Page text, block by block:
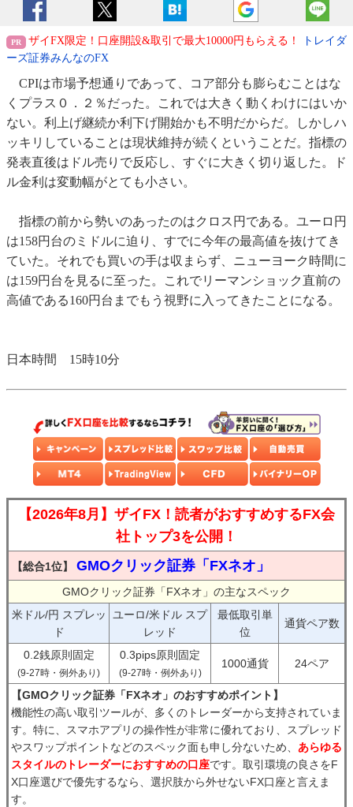
ザイFX限定！口座開設&取引で最大10000円もらえる！
トレイダ
ーズ証券みんなのFX
CPIは市場予想通りであって、コア部分も膨らむことはな
くプラス０．２％だった。これでは大きく動くわけにはいか
ない。利上げ継続か利下げ開始かも不明だからだ。しかしハ
ッキリしていることは現状維持が続くということだ。指標の
発表直後はドル売りで反応し、すぐに大きく切り返した。ド
ル金利は変動幅がとても小さい。
指標の前から勢いのあったのはクロス円である。ユーロ円
は158円台のミドルに迫り、すでに今年の最高値を抜けてき
ていた。それでも買いの手は収まらず、ニューヨーク時間に
は159円台を見るに至った。これでリーマンショック直前の
高値である160円台までもう視野に入ってきたことになる。
日本時間 15時10分
【2026年8月】ザイFX！読者がおすすめするFX会
社トップ3を公開！
【総合1位】 GMOクリック証券「FXネオ」
GMOクリック証券「FXネオ」の主なスペック
米ドル/円 スプレッ
ド
ユーロ/米ドル スプ
レッド
最低取引単
位
通貨ペア数
0.2銭原則固定
(9-27時・例外あり)
0.3pips原則固定
(9-27時・例外あり)
1000通貨 24ペア
【GMOクリック証券「FXネオ」のおすすめポイント】
機能性の高い取引ツールが、多くのトレーダーから支持されていま
す。特に、スマホアプリの操作性が非常に優れており、スプレッド
やスワップポイントなどのスペック面も申し分ないため、 あらゆる
スタイルのトレーダーにおすすめの口座です。取引環境の良さをF
X口座選びで優先するなら、選択肢から外せないFX口座と言えま
す。